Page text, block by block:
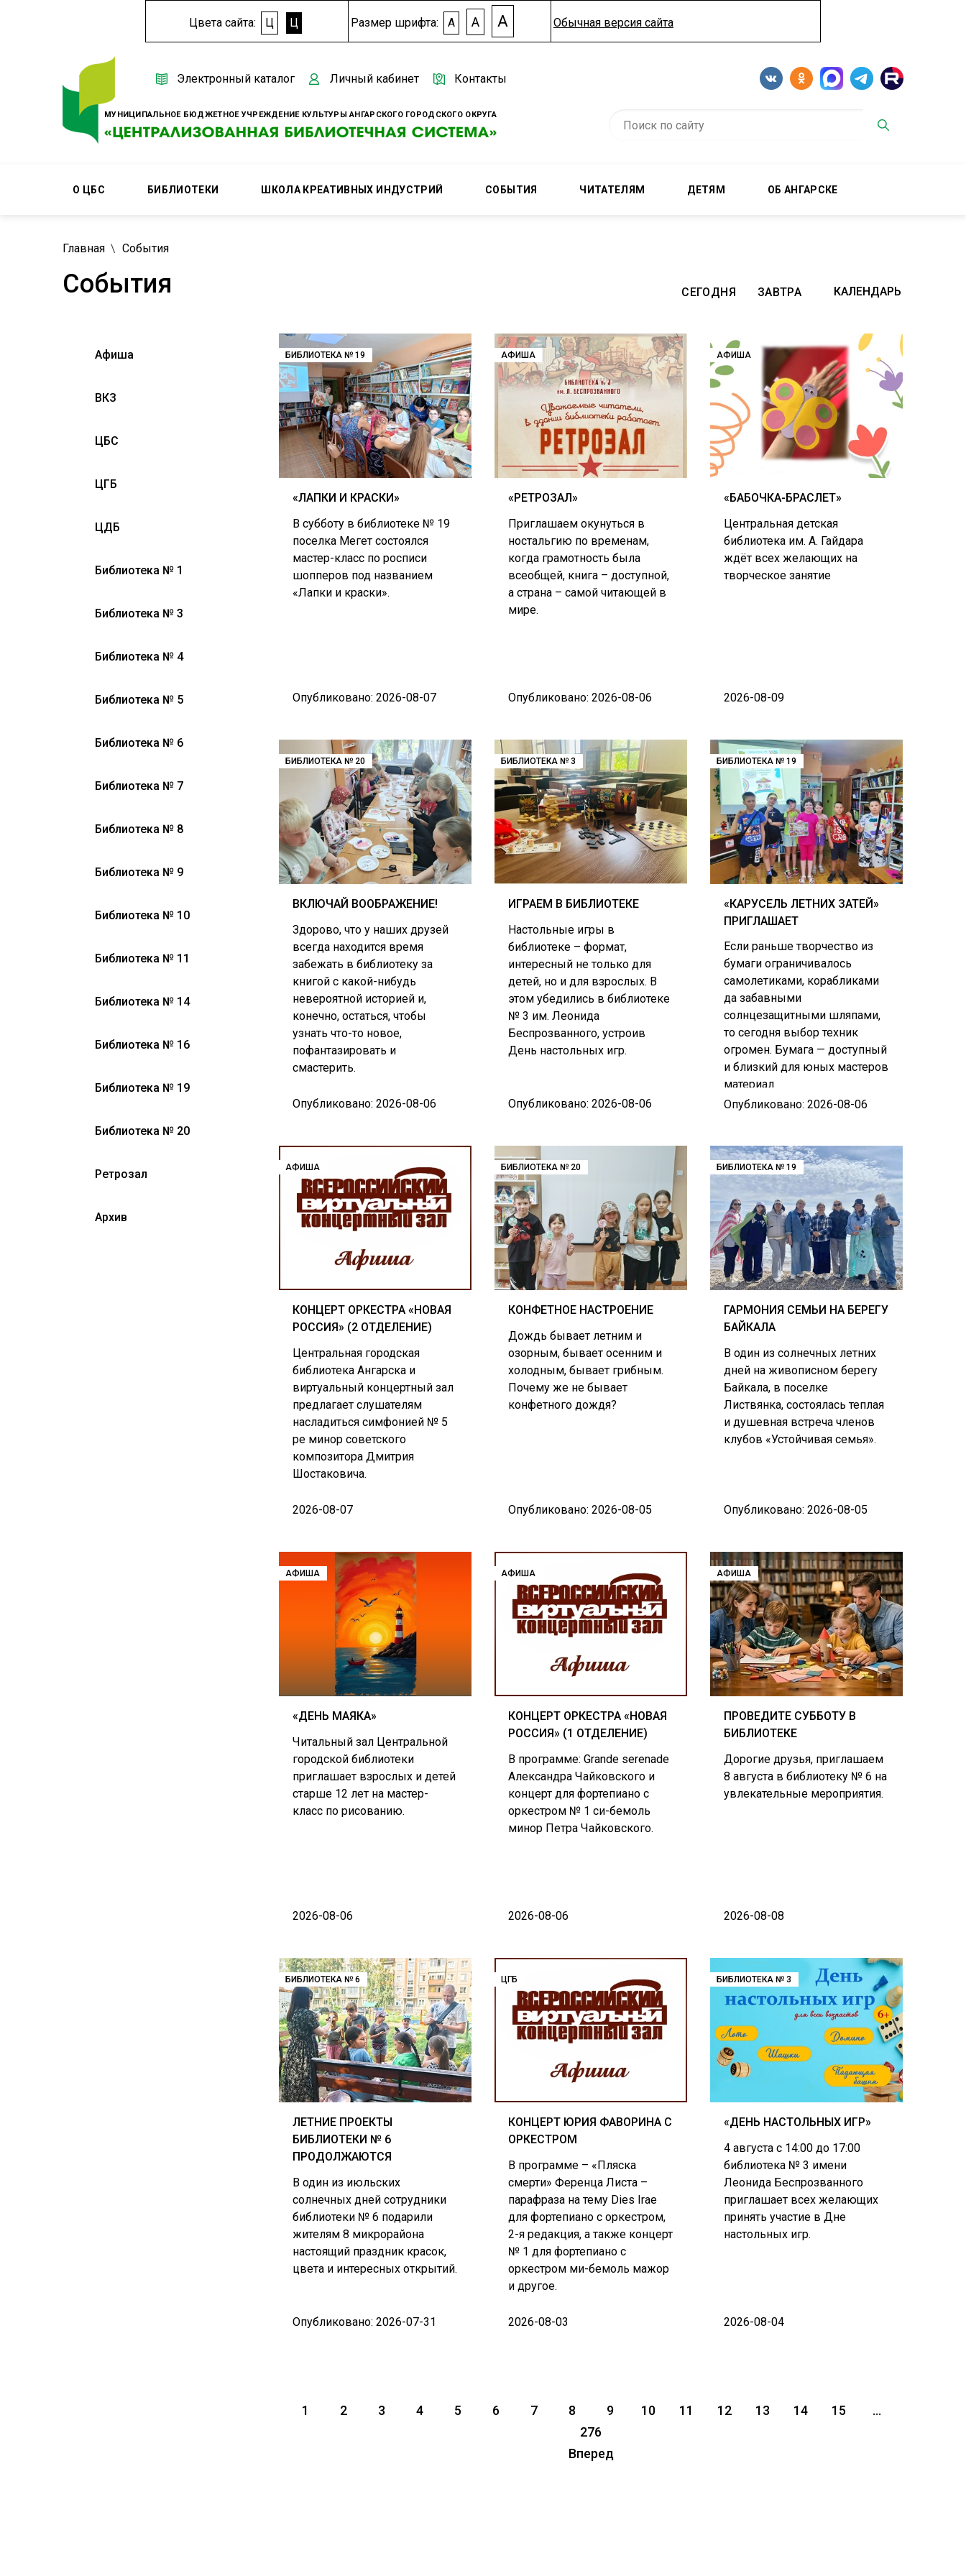
Цвета сайта: Ц Ц Размер шрифта: A A A Обычная версия сайта
МУНИЦИПАЛЬНОЕ БЮДЖЕТНОЕ УЧРЕЖДЕНИЕ КУЛЬТУРЫ АНГАРСКОГО ГОРОДСКОГО ОКРУГА
Электронный каталог Личный кабинет Контакты
О ЦБС БИБЛИОТЕКИ ШКОЛА КРЕАТИВНЫХ ИНДУСТРИЙ СОБЫТИЯ ЧИТАТЕЛЯМ ДЕТЯМ ОБ АНГАРСКЕ
Главная События
События СЕГОДНЯ ЗАВТРА
Афиша
ВКЗ
ЦБС
ЦГБ
ЦДБ
Библиотека № 1
Библиотека № 3
Библиотека № 4
Библиотека № 5
Библиотека № 6
Библиотека № 7
Библиотека № 8
Библиотека № 9
Библиотека № 10
Библиотека № 11
Библиотека № 14
Библиотека № 16
Библиотека № 19
Библиотека № 20
Ретрозал
Архив
БИБЛИОТЕКА № 19
«ЛАПКИ И КРАСКИ»
В субботу в библиотеке № 19
поселка Мегет состоялся
мастер-класс по росписи
шопперов под названием
«Лапки и краски».
Опубликовано: 2026-08-07
АФИША
«РЕТРОЗАЛ»
Приглашаем окунуться в
ностальгию по временам,
когда грамотность была
всеобщей, книга – доступной,
а страна – самой читающей в
мире.
Опубликовано: 2026-08-06
АФИША
«БАБОЧКА-БРАСЛЕТ»
Центральная детская
библиотека им. А. Гайдара
ждёт всех желающих на
творческое занятие
2026-08-09
БИБЛИОТЕКА № 20
ВКЛЮЧАЙ ВООБРАЖЕНИЕ!
Здорово, что у наших друзей
всегда находится время
забежать в библиотеку за
книгой с какой-нибудь
невероятной историей и,
конечно, остаться, чтобы
узнать что-то новое,
пофантазировать и
смастерить.
Опубликовано: 2026-08-06
БИБЛИОТЕКА № 3
ИГРАЕМ В БИБЛИОТЕКЕ
Настольные игры в
библиотеке – формат,
интересный не только для
детей, но и для взрослых. В
этом убедились в библиотеке
№ 3 им. Леонида
Беспрозванного, устроив
День настольных игр.
Опубликовано: 2026-08-06
БИБЛИОТЕКА № 19
«КАРУСЕЛЬ ЛЕТНИХ ЗАТЕЙ»
ПРИГЛАШАЕТ
Если раньше творчество из
бумаги ограничивалось
самолетиками, корабликами
да забавными
солнцезащитными шляпами,
то сегодня выбор техник
огромен. Бумага — доступный
и близкий для юных мастеров
материал
Опубликовано: 2026-08-06
АФИША
КОНЦЕРТ ОРКЕСТРА «НОВАЯ
РОССИЯ» (2 ОТДЕЛЕНИЕ)
Центральная городская
библиотека Ангарска и
виртуальный концертный зал
предлагает слушателям
насладиться симфонией № 5
ре минор советского
композитора Дмитрия
Шостаковича.
2026-08-07
БИБЛИОТЕКА № 20
КОНФЕТНОЕ НАСТРОЕНИЕ
Дождь бывает летним и
озорным, бывает осенним и
холодным, бывает грибным.
Почему же не бывает
конфетного дождя?
Опубликовано: 2026-08-05
БИБЛИОТЕКА № 19
ГАРМОНИЯ СЕМЬИ НА БЕРЕГУ
БАЙКАЛА
В один из солнечных летних
дней на живописном берегу
Байкала, в поселке
Листвянка, состоялась теплая
и душевная встреча членов
клубов «Устойчивая семья».
Опубликовано: 2026-08-05
АФИША
«ДЕНЬ МАЯКА»
Читальный зал Центральной
городской библиотеки
приглашает взрослых и детей
старше 12 лет на мастер-
класс по рисованию.
2026-08-06
АФИША
КОНЦЕРТ ОРКЕСТРА «НОВАЯ
РОССИЯ» (1 ОТДЕЛЕНИЕ)
В программе: Grande serenade
Александра Чайковского и
концерт для фортепиано с
оркестром № 1 си-бемоль
минор Петра Чайковского.
2026-08-06
АФИША
ПРОВЕДИТЕ СУББОТУ В
БИБЛИОТЕКЕ
Дорогие друзья, приглашаем
8 августа в библиотеку № 6 на
увлекательные мероприятия.
2026-08-08
БИБЛИОТЕКА № 6
ЛЕТНИЕ ПРОЕКТЫ
БИБЛИОТЕКИ № 6
ПРОДОЛЖАЮТСЯ
В один из июльских
солнечных дней сотрудники
библиотеки № 6 подарили
жителям 8 микрорайона
настоящий праздник красок,
цвета и интересных открытий.
Опубликовано: 2026-07-31
ЦГБ
КОНЦЕРТ ЮРИЯ ФАВОРИНА С
ОРКЕСТРОМ
В программе – «Пляска
смерти» Ференца Листа –
парафраза на тему Dies Irаe
для фортепиано с оркестром,
2-я редакция, а также концерт
№ 1 для фортепиано с
оркестром ми-бемоль мажор
и другое.
2026-08-03
БИБЛИОТЕКА № 3
«ДЕНЬ НАСТОЛЬНЫХ ИГР»
4 августа с 14:00 до 17:00
библиотека № 3 имени
Леонида Беспрозванного
приглашает всех желающих
принять участие в Дне
настольных игр.
2026-08-04
1 2 3 4 5 6 7 8 9 10 11 12 13 14 15
...
276
Вперед